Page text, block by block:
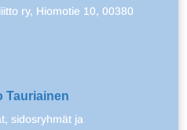
ry, Hiomotie 10, 00380
Tauriainen
sidosryhmät ja